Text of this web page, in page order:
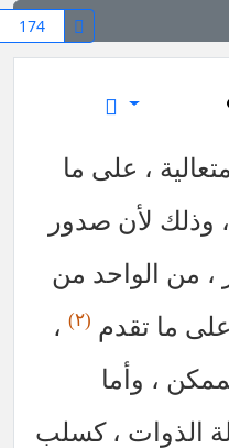
، على ما
، وذلك لأن صدور
، من الواحد من
ما تقدم (٢)
،
، وأما
الذوات ، كسلب